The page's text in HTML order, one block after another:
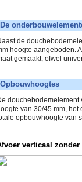
De
de
hoogte aangeboden.
gemaakt, ofwel
Opbouwhoogtes
douchebodemelement
van 30/45 mm,
opbouwhoogte van
verticaal